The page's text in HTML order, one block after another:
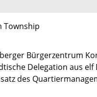
Township
Bürgerzentrum
Delegation aus
des